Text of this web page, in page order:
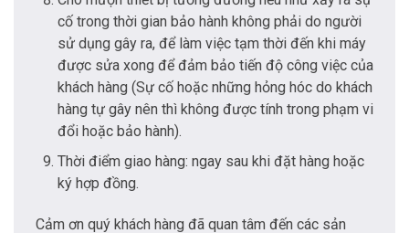
cố trong thời gian bảo hành không phải do người
sử dụng gây ra, để làm việc tạm thời đến khi máy
được sửa xong để đảm bảo tiến độ công việc của
khách hàng (Sự cố hoặc những hỏng hóc do khách
hàng tự gây nên thì không được tính trong phạm vi
đổi hoặc bảo hành).
Thời điểm giao hàng: ngay sau khi đặt hàng hoặc
ký hợp đồng.
Cảm ơn quý khách hàng đã quan tâm đến các sản